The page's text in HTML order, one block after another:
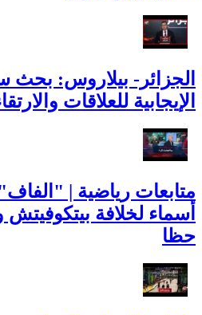
الجزائر- بيلاروس: بحث
الإيجابية للعلاقات
متابعات رياضية |
أسماء لخلافة بيتكوفيتش
حظا